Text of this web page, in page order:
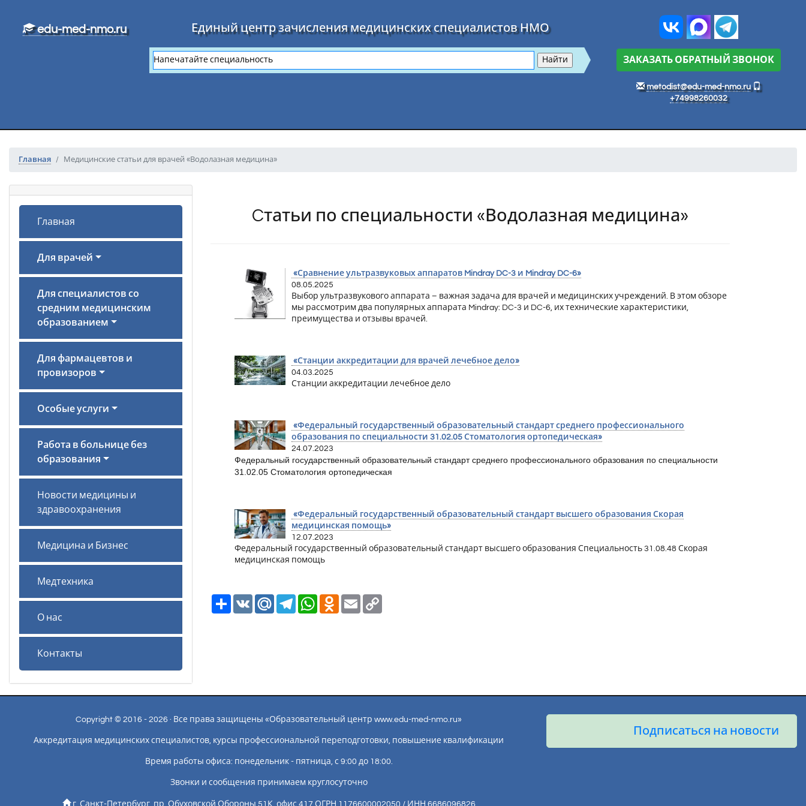
edu-med-nmo.ru Единый центр зачисления медицинских специалистов НМО
ЗАКАЗАТЬ ОБРАТНЫЙ ЗВОНОК
metodist@edu-med-nmo.ru
+74998260032
Главная Медицинские статьи для врачей «Водолазная медицина»
Главная
Для врачей
Для специалистов со
средним медицинским
образованием
Для фармацевтов и
провизоров
Особые услуги
Работа в больнице без
образования
Новости медицины и
здравоохранения
Медицина и Бизнес
Медтехника
О нас
Контакты
Cтатьи по специальности «Водолазная медицина»
«Сравнение ультразвуковых аппаратов Mindray DC-3 и Mindray DC-6»
08.05.2025
Выбор ультразвукового аппарата – важная задача для врачей и медицинских учреждений. В этом обзоре
мы рассмотрим два популярных аппарата Mindray: DC-3 и DC-6, их технические характеристики,
преимущества и отзывы врачей.
«Станции аккредитации для врачей лечебное дело»
04.03.2025
Станции аккредитации лечебное дело
«Федеральный государственный образовательный стандарт среднего профессионального
образования по специальности 31.02.05 Стоматология ортопедическая»
24.07.2023
Федеральный государственный образовательный стандарт среднего профессионального образования по специальности
31.02.05 Стоматология ортопедическая
«Федеральный государственный образовательный стандарт высшего образования Скорая
медицинская помощь»
12.07.2023
Федеральный государственный образовательный стандарт высшего образования Специальность 31.08.48 Скорая
медицинская помощь
РесурсVK Mail.Ru TelegramWhatsAppOdnoklassniki
Email
Copyright © 2016 - 2026 · Все права защищены «Образовательный центр www.edu-med-nmo.ru»
Аккредитация медицинских специалистов, курсы профессиональной переподготовки, повышение квалификации
Время работы офиса: понедельник - пятница, с 9:00 до 18:00.
Звонки и сообщения принимаем круглосуточно
г. Санкт-Петербург, пр. Обуховской Обороны 51К, офис 417 ОГРН 1176600002050 / ИНН 6686096826
Подписаться на новости